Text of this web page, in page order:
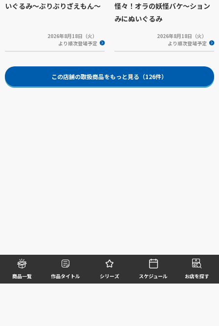
商品一覧 作品タイトル シリーズ スケジュール お店を探す
いぐるみ～ぶりぶりざえもん～
2026年8月18日（火）
より順次登場予定
怪々！オラの妖怪バケ～ション
みにぬいぐるみ
2026年8月18日（火）
より順次登場予定
この店舗の取扱商品をもっと見る（126件）